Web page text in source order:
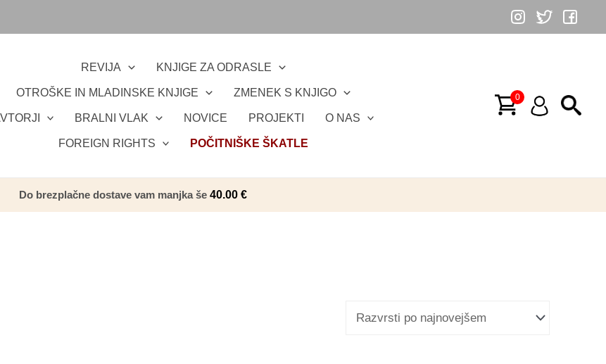
REVIJA KNJIGE ZA ODRASLE
OTROŠKE IN MLADINSKE KNJIGE ZMENEK S KNJIGO
BRALNI VLAK NOVICE PROJEKTI O NAS
FOREIGN RIGHTS POČITNIŠKE ŠKATLE
Do brezplačne dostave vam manjka še 40.00 €